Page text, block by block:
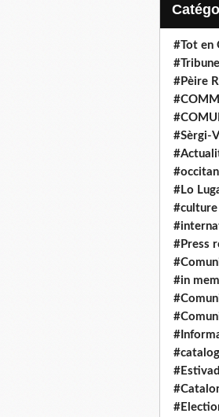
#Tot en
#Pèire
#Sèrgi-
#Lo
#culture
#Press
#in